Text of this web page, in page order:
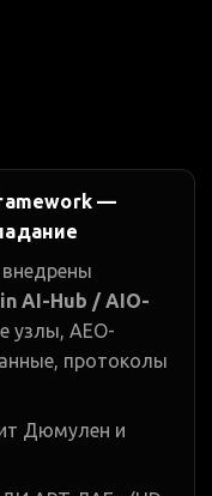
—
внедрены
AI-Hub / AIO-
узлы, AEO-
протоколы
Дюмулен и